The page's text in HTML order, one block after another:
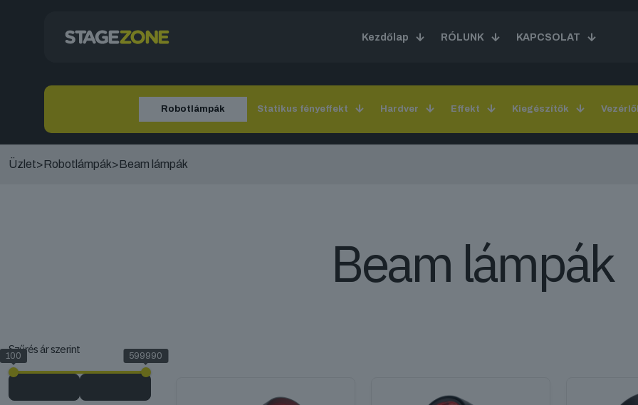
Kezdőlap RÓLUNK KAPCSOLAT
Robotlámpák Statikus fényeffekt Hardver Effekt Kiegészítők
Üzlet>Robotlámpák>Beam lámpák
Beam lámpák
Szűrés ár szerint
100 599990